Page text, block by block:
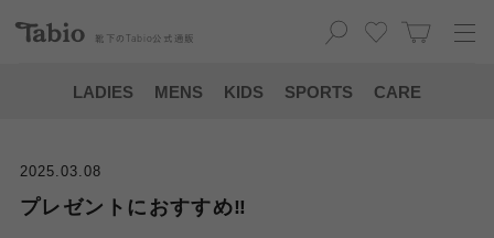
靴下の Tabio 公式通販
LADIES MENS KIDS SPORTS CARE
2025.03.08
プレゼントにおすすめ‼️